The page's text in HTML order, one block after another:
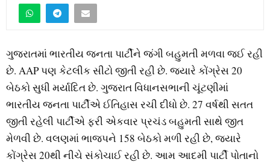
ગુજરાતમાં ભારતીય જનતા પાર્ટીને જંગી બહુમતી મળવા જઈ રહી
છે. AAP પણ કેટલીક સીટો જીતી રહી છે. જ્યારે કોંગ્રેસ 20
બેઠકો સુધી મર્યાદિત છે. ગુજરાત વિધાનસભાની ચૂંટણીમાં
ભારતીય જનતા પાર્ટીએ ઈતિહાસ રચી દીધો છે. 27 વર્ષથી સતત
જીતી રહેલી પાર્ટીએ ફરી એકવાર પ્રચંડ બહુમતી સાથે જીત
મેળવી છે. વલણમાં ભાજપને 158 બેઠકો મળી રહી છે, જ્યારે
કોંગ્રેસ 20થી નીચે સંકોચાઈ રહી છે. આમ આદમી પાર્ટી પોતાનો